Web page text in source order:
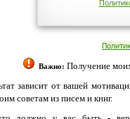
Важно: Получение
зависит от вашей
советам из писем и книг.